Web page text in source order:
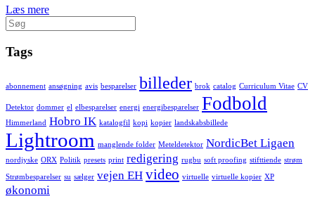
Læs mere
Søg
efter:
Tags
abonnement ansøgning avis besparelser billeder brok catalog Curriculum Vitae CV
Detektor dommer el elbesparelser energi energibesparelser Fodbold
Himmerland Hobro IK katalogfil kopi kopier landskabsbillede
Lightroom manglende folder Meteldetektor NordicBet Ligaen
nordjyske ORX Politik presets print redigering rugbu soft proofing stifttiende strøm
Strømbesparelser su sælger vejen EH video virtuelle virtuelle kopier XP
økonomi